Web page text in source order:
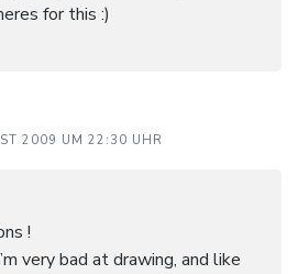
for this :)
2009 UM 22:30 UHR
!
very bad at drawing, and like